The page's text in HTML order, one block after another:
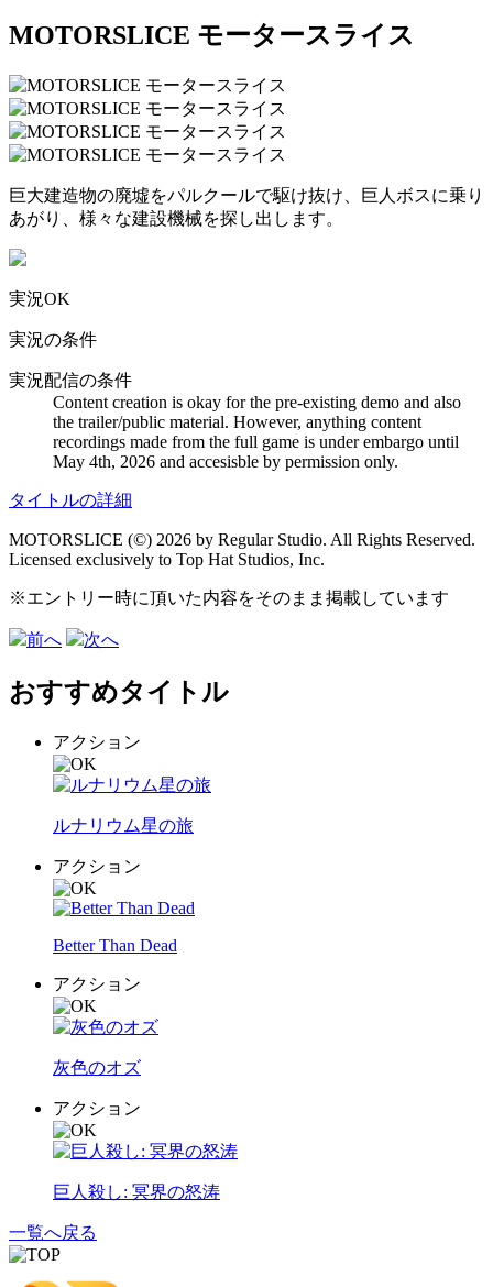
MOTORSLICE モータースライス
巨大建造物の廃墟をパルクールで駆け抜け、巨人ボスに乗り
あがり、様々な建設機械を探し出します。
実況OK
実況の条件
実況配信の条件
Content creation is okay for the pre-existing demo and also
the trailer/public material. However, anything content
recordings made from the full game is under embargo until
May 4th, 2026 and accesisble by permission only.
タイトルの詳細
MOTORSLICE (©) 2026 by Regular Studio. All Rights Reserved.
Licensed exclusively to Top Hat Studios, Inc.
※エントリー時に頂いた内容をそのまま掲載しています
前へ 次へ
おすすめタイトル
アクション
ルナリウム星の旅
アクション
Better Than Dead
アクション
灰色のオズ
アクション
巨人殺し: 冥界の怒涛
一覧へ戻る